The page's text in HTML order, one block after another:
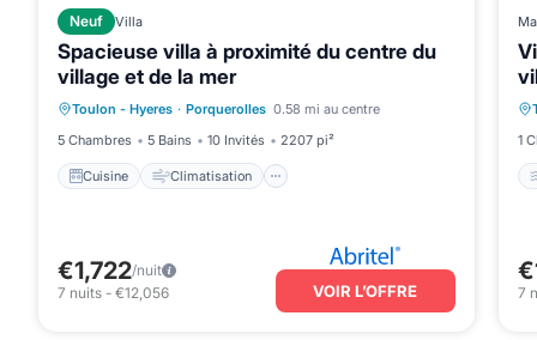
Neuf Villa
Spacieuse villa à proximité du centre du
village et de la mer
Toulon - Hyeres · Porquerolles 0.58 mi au centre
5 Chambres
5 Bains 10 Invités 2207 pi²
Cuisine Climatisation
Cuisine Climatisation
Adapté aux enfants
€1,722/nuit
7 nuits - €12,056 VOIR L’OFFRE
1
7